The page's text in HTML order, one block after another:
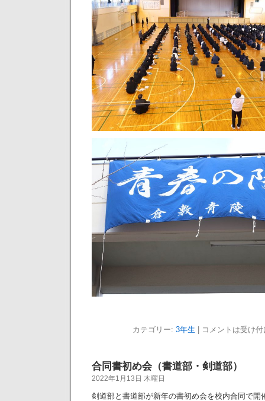
カテゴリー: 3年生 コメントは受け
合同書初め会（書道部・剣道部）
2022年1月13日 木曜日
剣道部と書道部が新年の書初め会を校内合同で開